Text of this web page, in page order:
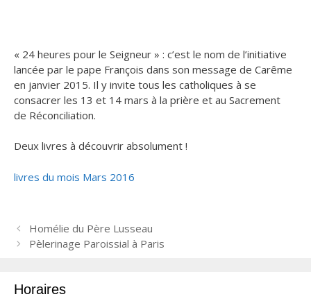
« 24 heures pour le Seigneur » : c’est le nom de l’initiative
lancée par le pape François dans son message de Carême
en janvier 2015. Il y invite tous les catholiques à se
consacrer les 13 et 14 mars à la prière et au Sacrement
de Réconciliation.
Deux livres à découvrir absolument !
livres du mois Mars 2016
N
a
g
Homélie du Père Lusseau
Pèlerinage Paroissial à Paris
Horaires